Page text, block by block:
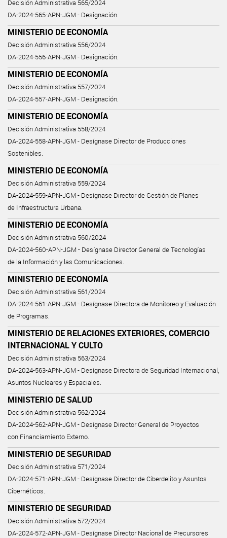
Decisión Administrativa 565/2024
DA-2024-565-APN-JGM - Designación.
MINISTERIO DE ECONOMÍA
Decisión Administrativa 556/2024
DA-2024-556-APN-JGM - Designación.
MINISTERIO DE ECONOMÍA
Decisión Administrativa 557/2024
DA-2024-557-APN-JGM - Designación.
MINISTERIO DE ECONOMÍA
Decisión Administrativa 558/2024
DA-2024-558-APN-JGM - Desígnase Director de Producciones
Sostenibles.
MINISTERIO DE ECONOMÍA
Decisión Administrativa 559/2024
DA-2024-559-APN-JGM - Desígnase Director de Gestión de Planes
de Infraestructura Urbana.
MINISTERIO DE ECONOMÍA
Decisión Administrativa 560/2024
DA-2024-560-APN-JGM - Desígnase Director General de Tecnologías
de la Información y las Comunicaciones.
MINISTERIO DE ECONOMÍA
Decisión Administrativa 561/2024
DA-2024-561-APN-JGM - Desígnase Directora de Monitoreo y Evaluación
de Programas.
MINISTERIO DE RELACIONES EXTERIORES, COMERCIO
INTERNACIONAL Y CULTO
Decisión Administrativa 563/2024
DA-2024-563-APN-JGM - Desígnase Directora de Seguridad Internacional,
Asuntos Nucleares y Espaciales.
MINISTERIO DE SALUD
Decisión Administrativa 562/2024
DA-2024-562-APN-JGM - Desígnase Director General de Proyectos
con Financiamiento Externo.
MINISTERIO DE SEGURIDAD
Decisión Administrativa 571/2024
DA-2024-571-APN-JGM - Desígnase Director de Ciberdelito y Asuntos
Cibernéticos.
MINISTERIO DE SEGURIDAD
Decisión Administrativa 572/2024
DA-2024-572-APN-JGM - Desígnase Director Nacional de Precursores